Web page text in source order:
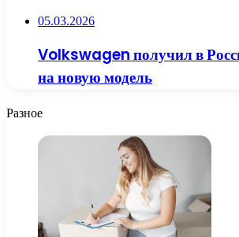
05.03.2026
Volkswagen получил в
на новую модель
Разное